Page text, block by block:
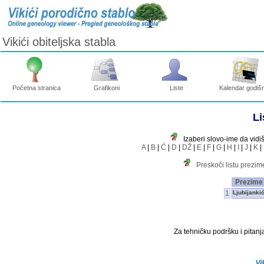
Vikići obiteljska stabla
Početna stranica Grafikoni Liste Kalendar
Izaberi slovo-ime da
A| B | Ć | D | DŽ | E | F | G | H | I | J | K |
Preskoči listu
Prezime
1
Ljubijankić
Za tehničku podršku i